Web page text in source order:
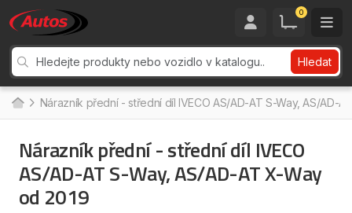
0
Hledat
Nárazník přední - střední díl IVECO AS/AD-AT S-Way, AS/AD-
Nárazník přední - střední díl IVECO
AS/AD-AT S-Way, AS/AD-AT X-Way
od 2019